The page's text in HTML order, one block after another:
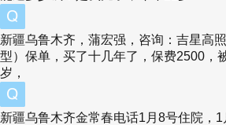
病在不在保障内，以及赔付限不
疾病都在保障内加上赔付不限年
更高。
我根据数据整理了15种高发儿
新疆乌鲁木齐，蒲宏强，咨询：吉星高
型）保单，买了十几年了，保费2500，
岁，
新疆乌鲁木齐金常春电话1月8号住院，